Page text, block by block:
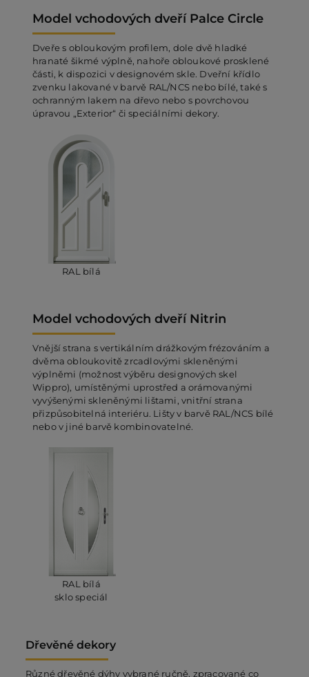
Model vchodových dveří Palce Circle
Dveře s obloukovým profilem, dole dvě hladké
hranaté šikmé výplně, nahoře obloukové prosklené
části, k dispozici v designovém skle. Dveřní křídlo
zvenku lakované v barvě RAL/NCS nebo bílé, také s
ochranným lakem na dřevo nebo s povrchovou
úpravou „Exterior“ či speciálními dekory.
RAL bílá
Model vchodových dveří Nitrin
Vnější strana s vertikálním drážkovým frézováním a
dvěma obloukovitě zrcadlovými skleněnými
výplněmi (možnost výběru designových skel
Wippro), umístěnými uprostřed a orámovanými
vyvýšenými skleněnými lištami, vnitřní strana
přizpůsobitelná interiéru. Lišty v barvě RAL/NCS bílé
nebo v jiné barvě kombinovatelné.
RAL bílá
sklo speciál
Dřevěné dekory
Různé dřevěné dýhy vybrané ručně, zpracované co